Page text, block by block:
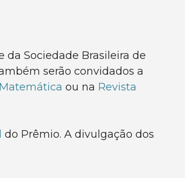
da Sociedade Brasileira de
serão convidados a
ou na Revista
do Prêmio. A divulgação dos